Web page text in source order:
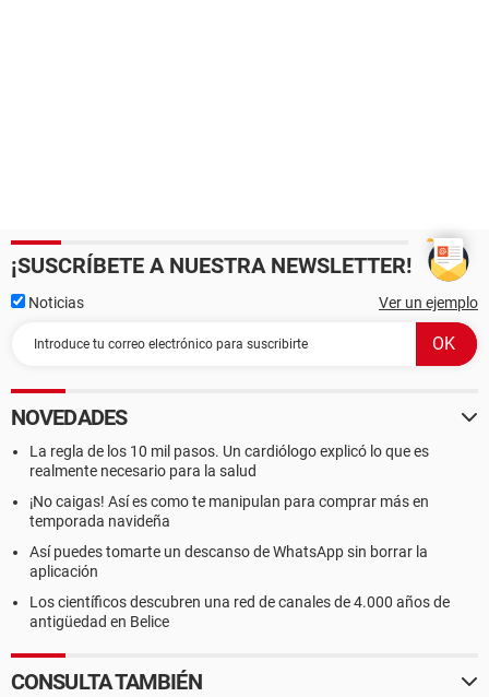
¡SUSCRÍBETE A NUESTRA NEWSLETTER!
Noticias Ver un ejemplo
NOVEDADES
La regla de los 10 mil pasos. Un cardiólogo explicó lo que es
realmente necesario para la salud
¡No caigas! Así es como te manipulan para comprar más en
temporada navideña
Así puedes tomarte un descanso de WhatsApp sin borrar la
aplicación
Los científicos descubren una red de canales de 4.000 años de
antigüedad en Belice
CONSULTA TAMBIÉN